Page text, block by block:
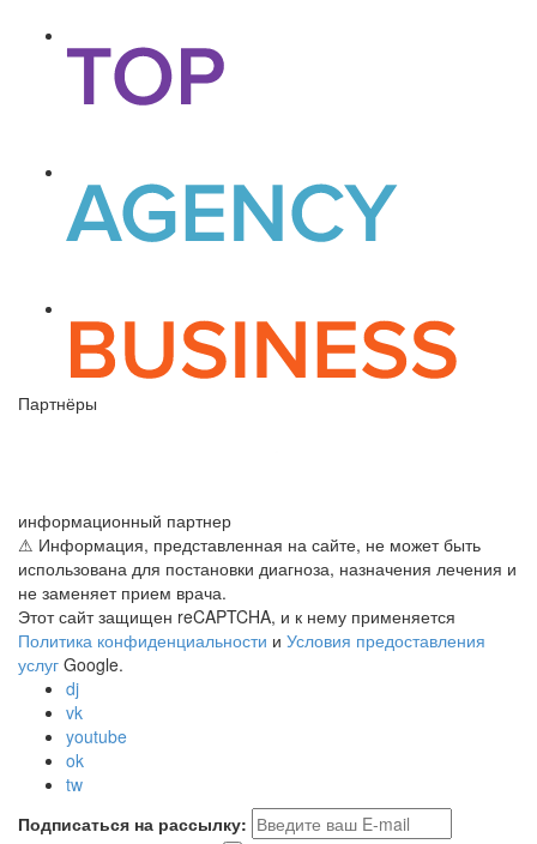
Партнёры
информационный партнер
⚠ Информация, представленная на сайте, не может быть
использована для постановки диагноза, назначения лечения и
не заменяет прием врача.
Этот сайт защищен reCAPTCHA, и к нему применяется
Политика конфиденциальности и Условия предоставления
услуг Google.
dj
vk
youtube
ok
tw
Подписаться на рассылку: